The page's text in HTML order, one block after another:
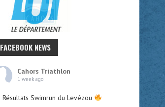
FACEBOOK NEWS
Cahors Triathlon
1 week ago
Résultats Swimrun du Levézou